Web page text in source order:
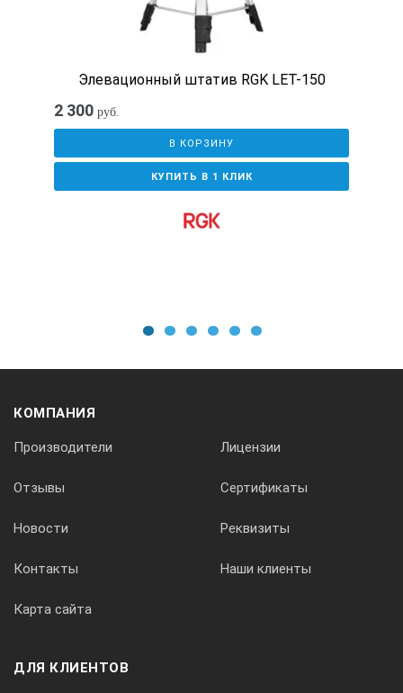
Элевационный штатив RGK LET-150
2 300 руб.
В КОРЗИНУ
КУПИТЬ В 1 КЛИК
КОМПАНИЯ
Производители Лицензии
Отзывы Сертификаты
Новости Реквизиты
Контакты Наши клиенты
Карта сайта
ДЛЯ КЛИЕНТОВ